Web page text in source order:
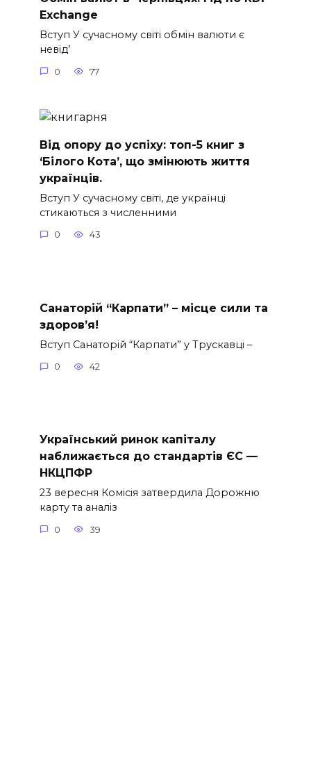
Exchange
Вступ У сучасному світі обмін валюти є
невід’
0 77
Від опору до успіху: топ-5 книг з
‘Білого Кота’, що змінюють життя
українців.
Вступ У сучасному світі, де українці
стикаються з численними
0 43
Санаторій “Карпати” – місце сили та
здоров’я!
Вступ Санаторій “Карпати” у Трускавці –
0 42
Український ринок капіталу
наближається до стандартів ЄС —
НКЦПФР
23 вересня Комісія затвердила Дорожню
карту та аналіз
0 39